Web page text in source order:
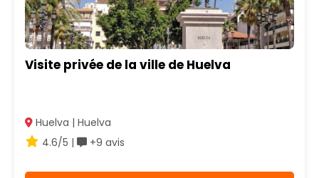
Visite privée de la ville de Huelva
Huelva | Huelva
4.6/5 |
+9 avis